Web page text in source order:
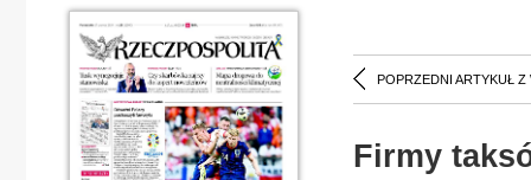
POPRZEDNI ARTYKUŁ Z
Firmy